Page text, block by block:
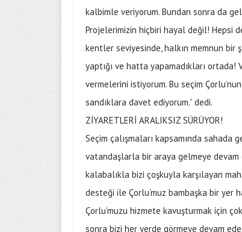
kalbimle veriyorum. Bundan sonra da
Projelerimizin hiçbiri hayal değil! Hepsi
kentler seviyesinde, halkın memnun bir
yaptığı ve hatta yapamadıkları ortada!
vermelerini istiyorum. Bu seçim
sandıklara davet ediyorum.” dedi.
ZİYARETLERİ ARALIKSIZ SÜRÜYOR!
Seçim çalışmaları kapsamında sahada
vatandaşlarla bir araya gelmeye devam
kalabalıkla bizi çoşkuyla karşılayan
desteği ile Çorlu’muz bambaşka bir yer
Çorlu’muzu hizmete kavuşturmak için
sonra bizi her yerde görmeye devam